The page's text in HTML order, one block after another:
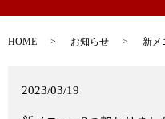
HOME お知らせ 新メ
2023/03/19